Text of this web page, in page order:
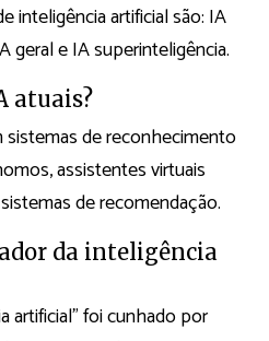
inteligência artificial são: IA
geral e IA superinteligência.
atuais?
sistemas de reconhecimento
assistentes virtuais
de recomendação.
da inteligência
artificial” foi cunhado por